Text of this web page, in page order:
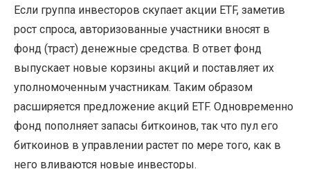
Если группа инвесторов скупает акции ETF, заметив
рост спроса, авторизованные участники вносят в
фонд (траст) денежные средства. В ответ фонд
выпускает новые корзины акций и поставляет их
уполномоченным участникам. Таким образом
расширяется предложение акций ETF. Одновременно
фонд пополняет запасы биткоинов, так что пул его
биткоинов в управлении растет по мере того, как в
него вливаются новые инвесторы.